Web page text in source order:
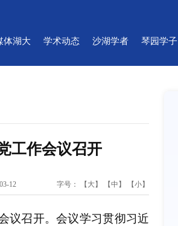
体湖大 学术动态 沙湖学者 琴园学子
工作会议召开
12 字号： 【大】 【中】 【小】
议召开。会议学习贯彻习近